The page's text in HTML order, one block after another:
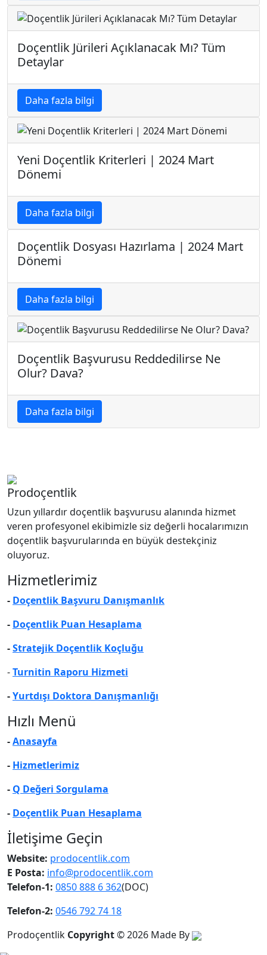
Doçentlik Jürileri Açıklanacak Mı? Tüm
Detaylar
Daha fazla bilgi
Yeni Doçentlik Kriterleri | 2024 Mart
Dönemi
Daha fazla bilgi
Doçentlik Dosyası Hazırlama | 2024 Mart
Dönemi
Daha fazla bilgi
Doçentlik Başvurusu Reddedilirse Ne
Olur? Dava?
Daha fazla bilgi
Prodoçentlik
Uzun yıllardır doçentlik başvurusu alanında hizmet
veren profesyonel ekibimizle siz değerli hocalarımızın
doçentlik başvurularında en büyük destekçiniz
oluyoruz.
Hizmetlerimiz
- Doçentlik Başvuru Danışmanlık
- Doçentlik Puan Hesaplama
-Stratejik Doçentlik Koçluğu
-Turnitin Raporu Hizmeti
-Yurtdışı Doktora Danışmanlığı
Hızlı Menü
-Anasayfa
- Hizmetlerimiz
- Q Değeri Sorgulama
- Doçentlik Puan Hesaplama
İletişime Geçin
Website: prodocentlik.com
E Posta: info@prodocentlik.com
Telefon-1: 0850 888 6 362(DOC)
Telefon-2: 0546 792 74 18
Prodoçentlik Copyright© 2026 Made By